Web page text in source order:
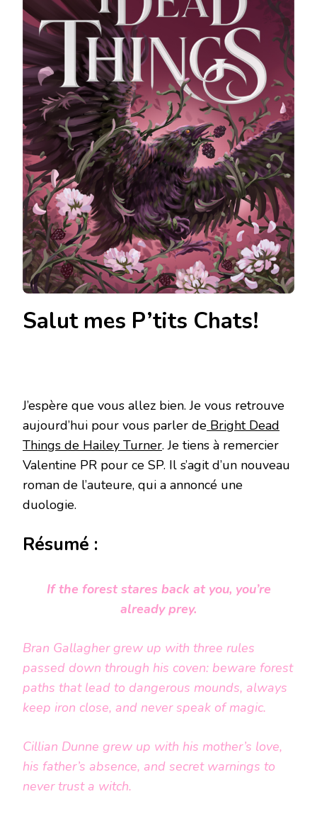
Salut mes P’tits Chats!
J’espère que vous allez bien. Je vous retrouve
aujourd’hui pour vous parler de Bright Dead
Things de Hailey Turner. Je tiens à remercier
Valentine PR pour ce SP. Il s’agit d’un nouveau
roman de l’auteure, qui a annoncé une
duologie.
Résumé :
If the forest stares back at you, you’re
already prey.
Bran Gallagher grew up with three rules
passed down through his coven: beware forest
paths that lead to dangerous mounds, always
keep iron close, and never speak of magic.
Cillian Dunne grew up with his mother’s love,
his father’s absence, and secret warnings to
never trust a witch.